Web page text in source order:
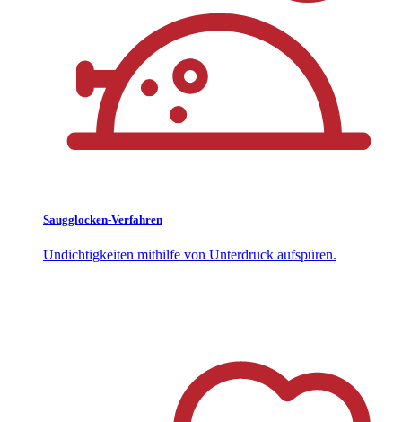
Saugglocken-Verfahren
Undichtigkeiten mithilfe von Unterdruck aufspüren.